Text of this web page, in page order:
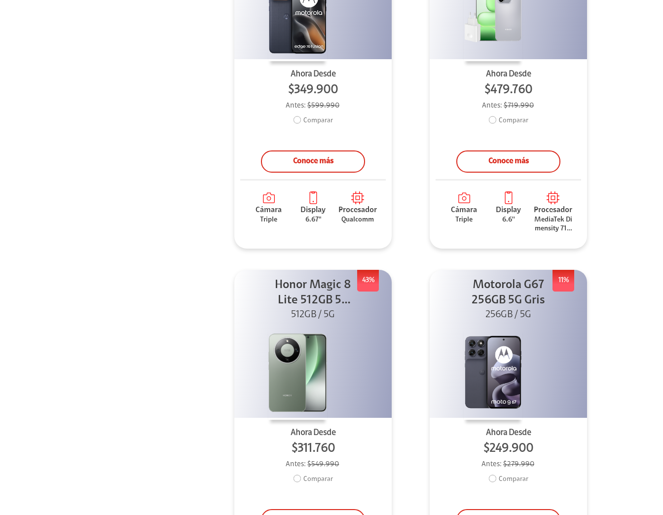
Ahora Desde
$349.900
Antes: $599.990
Comparar
Conoce más
Cámara
Triple
Display
6.67"
Procesador
Qualcomm
Ahora Desde
$479.760
Antes: $719.990
Comparar
Conoce más
Cámara
Triple
Display
6.6''
Procesador
MediaTek Di
mensity 710
43%
Honor Magic 8
Lite 512GB 5G
Verde
512GB / 5G
Ahora Desde
$311.760
Antes:$549.990
Comparar
11%
Motorola G67
256GB 5G Gris
256GB / 5G
Ahora Desde
$249.900
Antes: $279.990
Comparar